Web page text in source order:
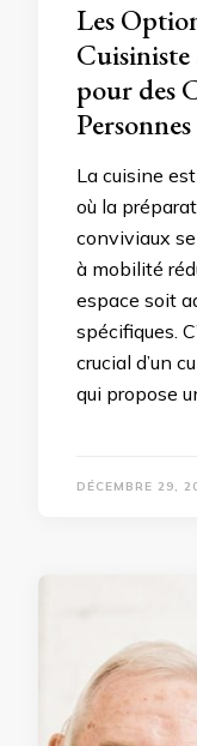
Les
pour des
La cuisine
où la
conviviaux
à mobilité
espace soit
spécifiques.
crucial d’un
qui propose
DÉCEMBRE 29,